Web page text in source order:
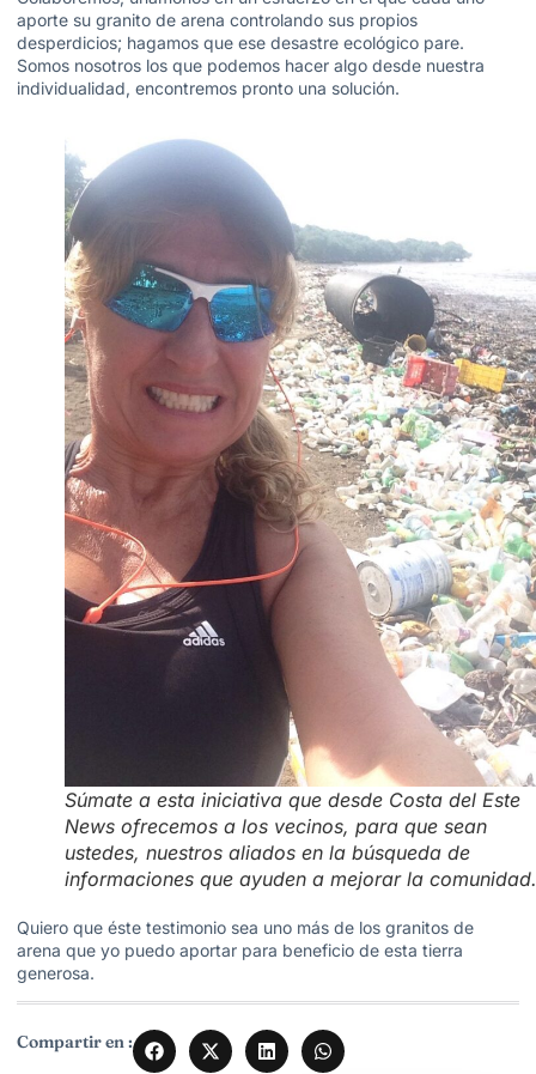
aporte su granito de arena controlando sus propios
desperdicios; hagamos que ese desastre ecológico pare.
Somos nosotros los que podemos hacer algo desde nuestra
individualidad, encontremos pronto una solución.
Súmate a esta iniciativa que desde Costa del Este
News ofrecemos a los vecinos, para que sean
ustedes, nuestros aliados en la búsqueda de
informaciones que ayuden a mejorar la comunidad.
Quiero que éste testimonio sea uno más de los granitos de
arena que yo puedo aportar para beneficio de esta tierra
generosa.
Compartir en :